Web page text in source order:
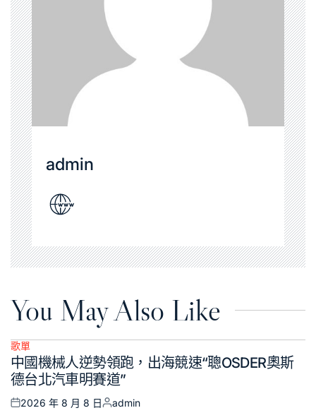
admin
You May Also Like
Posted
in
歌單
中國機械人逆勢領跑，出海競速“聰OSDER奧斯
德台北汽車明賽道”
Posted
2026 年 8 月 8 日
Posted
admin